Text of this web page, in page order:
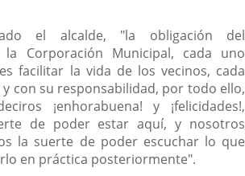
el alcalde, "la obligación del
la Corporación Municipal, cada uno
facilitar la vida de los vecinos, cada
con su responsabilidad, por todo ello,
¡enhorabuena! y ¡felicidades!,
de poder estar aquí, y nosotros
la suerte de poder escuchar lo que
en práctica posteriormente".